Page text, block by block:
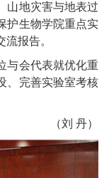
山地灾害与地表过
护生物学院重点实
报告。
与会代表就优化重
、完善实验室考核
（刘 丹）